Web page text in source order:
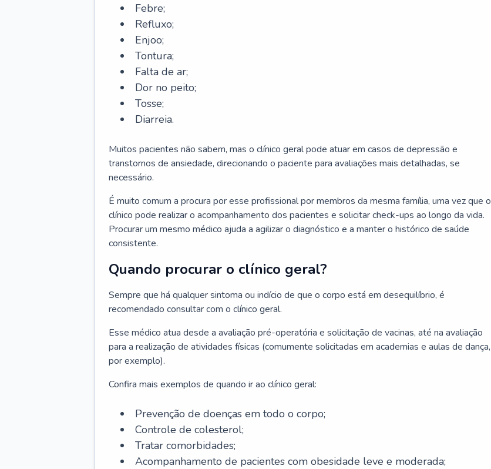
Febre;
Refluxo;
Enjoo;
Tontura;
Falta de ar;
Dor no peito;
Tosse;
Diarreia.
Muitos pacientes não sabem, mas o clínico geral pode atuar em casos de depressão e
transtornos de ansiedade, direcionando o paciente para avaliações mais detalhadas, se
necessário.
É muito comum a procura por esse profissional por membros da mesma família, uma vez que o
clínico pode realizar o acompanhamento dos pacientes e solicitar check-ups ao longo da vida.
Procurar um mesmo médico ajuda a agilizar o diagnóstico e a manter o histórico de saúde
consistente.
Quando procurar o clínico geral?
Sempre que há qualquer sintoma ou indício de que o corpo está em desequilíbrio, é
recomendado consultar com o clínico geral.
Esse médico atua desde a avaliação pré-operatória e solicitação de vacinas, até na avaliação
para a realização de atividades físicas (comumente solicitadas em academias e aulas de dança,
por exemplo).
Confira mais exemplos de quando ir ao clínico geral:
Prevenção de doenças em todo o corpo;
Controle de colesterol;
Tratar comorbidades;
Acompanhamento de pacientes com obesidade leve e moderada;